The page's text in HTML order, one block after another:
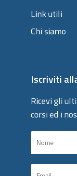
Link utili
Chi siamo
Iscriviti
Ricevi gli
corsi ed i